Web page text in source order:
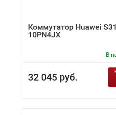
Коммутатор Huawei
10PN4JX
В
32 045 руб.